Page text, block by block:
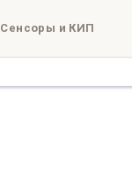
Сенсоры и КИП